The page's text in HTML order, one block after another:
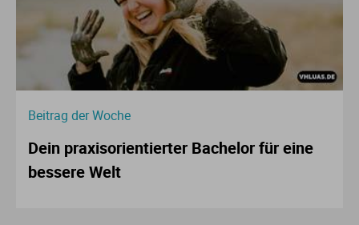
Beitrag der Woche
Dein praxisorientierter Bachelor für eine
bessere Welt